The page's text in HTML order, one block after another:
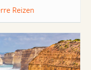
Reizen